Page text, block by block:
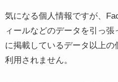
気になる個人情報ですが、
ィールなどのデータを引っ
に掲載しているデータ以上
利用されません。